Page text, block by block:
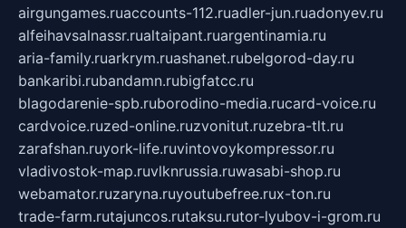
airgungames.ruaccounts-112.ruadler-jun.ruadonyev.ru
alfeihavsalnassr.rualtaipant.ruargentinamia.ru
aria-family.ruarkrym.ruashanet.rubelgorod-day.ru
bankaribi.rubandamn.rubigfatcc.ru
blagodarenie-spb.ruborodino-media.rucard-voice.ru
cardvoice.ruzed-online.ruzvonitut.ruzebra-tlt.ru
zarafshan.ruyork-life.ruvintovoykompressor.ru
vladivostok-map.ruvlknrussia.ruwasabi-shop.ru
webamator.ruzaryna.ruyoutubefree.rux-ton.ru
trade-farm.rutajuncos.rutaksu.rutor-lyubov-i-grom.ru